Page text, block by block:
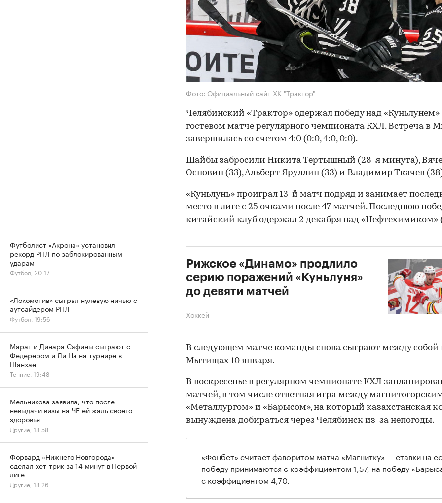
Фото: Официальный сайт ХК "Трактор"
Челябинский «Трактор» одержал победу над «Куньлунем»
гостевом матче регулярного чемпионата КХЛ. Встреча в
завершилась со счетом 4:0 (0:0, 4:0, 0:0).
Шайбы забросили Никита Тертышный (28-я минута),
Основин (33), Альберт Яруллин (33) и Владимир Ткачев
«Куньлунь» проиграл 13-й матч подряд и занимает
место в лиге с 25 очками после 47 матчей. Последнюю
китайский клуб одержал 2 декабря над «Нефтехимиком»
00:00 / 00:00
Рижское «Динамо» продлило
серию поражений «Куньлуня»
до девяти матчей
Хоккей
В следующем матче команды снова сыграют между собой
Мытищах 10 января.
В воскресенье в регулярном чемпионате КХЛ
матчей, в том числе ответная игра между
«Металлургом» и «Барысом», на который казахстанская
вынуждена добираться через Челябинск из-за непогоды.
«Фонбет» считает фаворитом матча «Магнитку» — ставки на ее
победу принимаются с коэффициентом 1,57, на победу
с коэффициентом 4,70.
Футболист «Акрона» установил
рекорд РПЛ по заблокированным
ударам
Футбол, 20:17
«Локомотив» сыграл нулевую ничью с
аутсайдером РПЛ
Футбол, 19:56
Марат и Динара Сафины сыграют с
Федерером и Ли На на турнире в
Шанхае
Теннис, 19:48
Мельникова заявила, что после
невыдачи визы на ЧЕ ей жаль своего
здоровья
Другие, 18:58
Форвард «Нижнего Новгорода»
сделал хет-трик за 14 минут в Первой
лиге
Другие, 18:26